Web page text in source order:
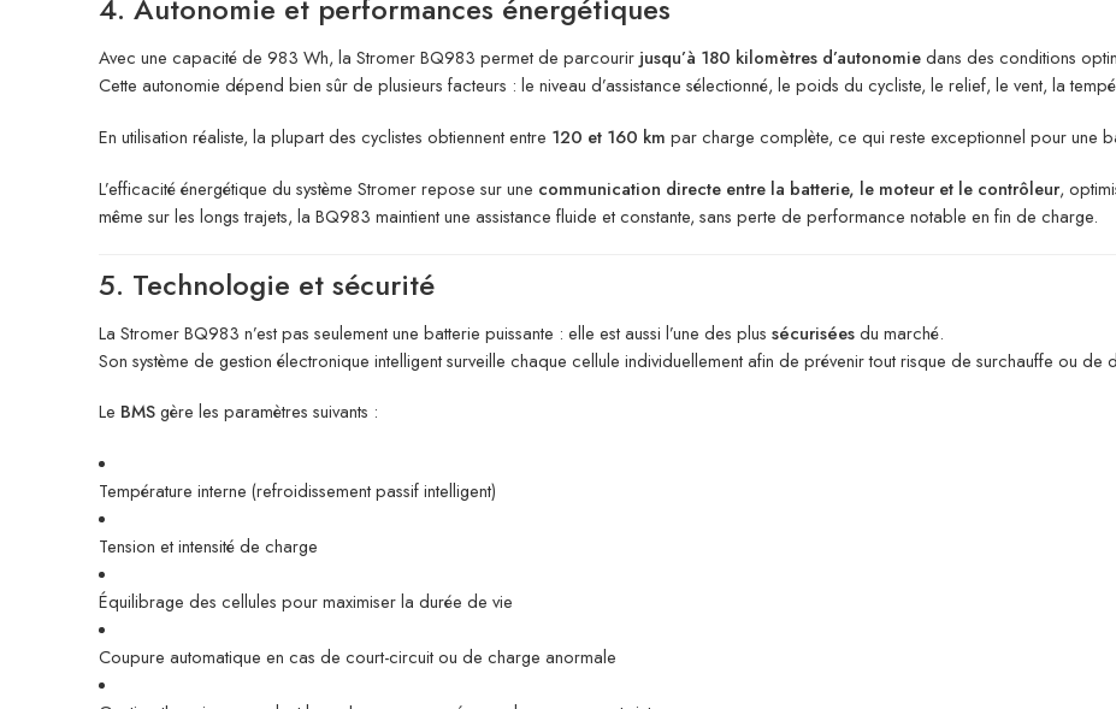
4. Autonomie et performances énergétiques
Avec une capacité de 983 Wh, la Stromer BQ983 permet de parcourir jusqu’à 180 kilomètres d’autonomiedans des conditions
Cette autonomie dépend bien sûr de plusieurs facteurs : le niveau d’assistance sélectionné, le poids du cycliste, le relief, le vent, la
En utilisation réaliste, la plupart des cyclistes obtiennent entre 120 et 160 km par charge complète, ce qui reste exceptionnel pour une
L’efficacité énergétique du système Stromer repose sur une communication directe entre la batterie, le moteur et le contrôleur,
même sur les longs trajets, la BQ983 maintient une assistance fluide et constante, sans perte de performance notable en fin de charge.
5. Technologie et sécurité
La Stromer BQ983 n’est pas seulement une batterie puissante : elle est aussi l’une des plus sécuriséesdu marché.
Son système de gestion électronique intelligent surveille chaque cellule individuellement afin de prévenir tout risque de surchauffe ou de
Le BMSgère les paramètres suivants :
Température interne (refroidissement passif intelligent)
Tension et intensité de charge
Équilibrage des cellules pour maximiser la durée de vie
Coupure automatique en cas de court-circuit ou de charge anormale